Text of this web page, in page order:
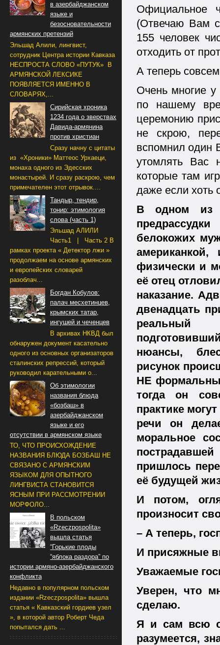
Официальное
(Отвечаю Вам
155 человек
отходить от
А теперь
Очень многие
по нашему
церемонию
не скрою,
вспомнил один
утомлять Вас
которые там
даже если хоть
В одном из
белокожих
физически и
её отец
наказание.
двенадцать
реальный
нюансы,
рисунок
НЕ
тогда он
практике
речи он
моральное
пришлось
её будущей
И потом,
произносит
– А теперь,
И присяжные
Уважаемые
Уверен, что
сделаю.
Я и сам всю
разумеется,
в азербайджанском
языке и
безосновательности
армянских претензий
Эльшад Алили, лингвист,
сотрудник Центра истории Кавказа
НЕСПРОСТА СЛОВО «ПУТУК» В
АРМЯНСКОЙ ЛЕКСИКЕ
ПОЯВЛЯЕТСЯ ИМЕННО В
СЛОВАРЯХ,...
Сирийская хроника
1234 года о зверствах
Давида-армянина
против христиан
Сразу начну с цитаты
из «Хроники» Маттеос Урхаеци,
монаха одного из Эдесских
монастырей. И сразу раскрою, чем
примечателен этот отрывок....
Тандыр, тендир,
тонир: этимология
слова (часть 1)
Эльшад АЛИЛИ
Часть1 | Часть 2 В
рамках проекта « Детектор лжи »
продолжаем на основе армянских
и европейских словарей
разоблач...
Богдан Кобулов:
палач месхетинцев,
крымских татар,
ингушей и чеченцев
В архивах НКВД был
обнаружен документ касательно
одного из основных организаторов
сталинских репрессий, который
руководил карательными о...
Об этимологии
названия блюда
«бозбаш» в
азербайджанском
языке и его
отсутствии в армянском языке
ТО, ЧТО ПРОИСХОЖДЕНИЕ
НАЗВАНИЯ БЛЮДА БОЗБАШ НЕ
СВЯЗАНО С АРМЯНСКИМ
ЯЗЫКОМ ДЛЯ ОПЫТНОГО
ЛИНГВИСТА СТАНОВИТСЯ
ЯСНЫМ ПРИ РАССМОТРЕНИИ
МОРФОЛО...
В польском
«Rzeczpospolita»
вышла статья
“Горькие плоды
“яблока раздора” по
истории армяно-азербайджанского
конфликта
Недавно в популярном польском
издании «Rzeczpospolita» вышла
статья « Кавказский гордиев узел
», в которой автор Роберт Чеда
попытался дать ...